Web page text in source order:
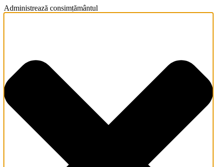
Administrează consimțământul